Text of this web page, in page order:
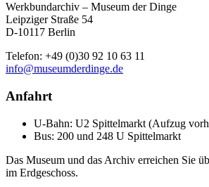
Werkbundarchiv – Museum der Dinge
Leipziger Straße 54
D-10117 Berlin
Telefon: +49 (0)30 92 10 63 11
info@museumderdinge.de
Anfahrt
U-Bahn: U2 Spittelmarkt (Aufzug
Bus: 200 und 248 U Spittelmarkt
Das Museum und das Archiv erreichen Sie
im Erdgeschoss.